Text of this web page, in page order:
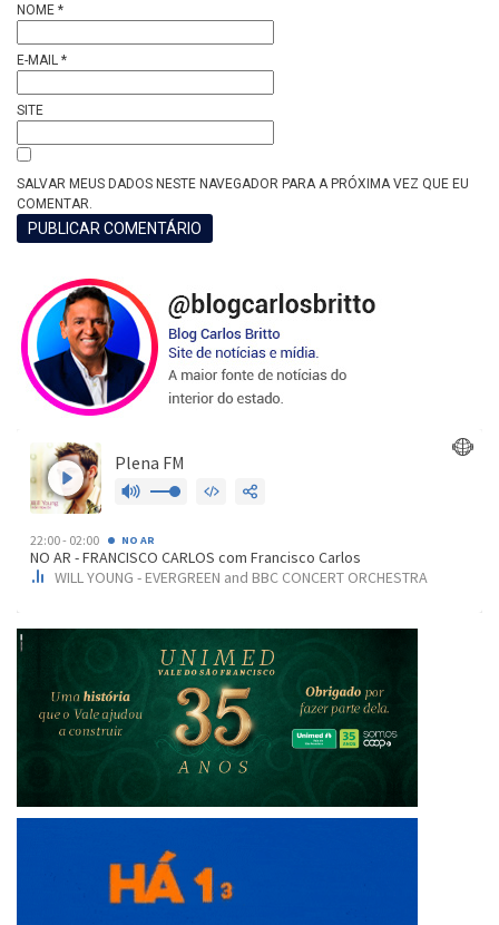
NOME *
E-MAIL *
SITE
SALVAR MEUS DADOS NESTE NAVEGADOR PARA A PRÓXIMA VEZ QUE EU
COMENTAR.